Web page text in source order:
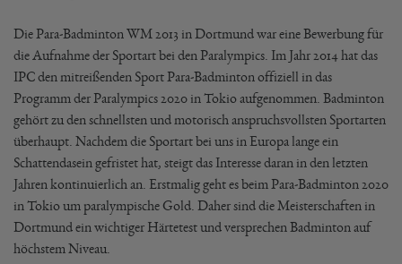
Die Para-Badminton WM 2013 in Dortmund war eine Bewerbung für
die Aufnahme der Sportart bei den Paralympics. Im Jahr 2014 hat das
IPC den mitreißenden Sport Para-Badminton offiziell in das
Programm der Paralympics 2020 in Tokio aufgenommen. Badminton
gehört zu den schnellsten und motorisch anspruchsvollsten Sportarten
überhaupt. Nachdem die Sportart bei uns in Europa lange ein
Schattendasein gefristet hat, steigt das Interesse daran in den letzten
Jahren kontinuierlich an. Erstmalig geht es beim Para-Badminton 2020
in Tokio um paralympische Gold. Daher sind die Meisterschaften in
Dortmund ein wichtiger Härtetest und versprechen Badminton auf
höchstem Niveau.